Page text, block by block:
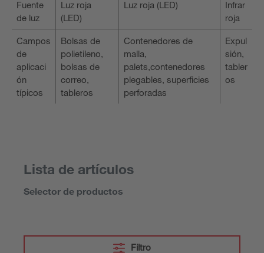
Fuente
de luz
Luz roja
(LED)
Luz roja (LED)
Infrar
roja
Campos
de
aplicaci
ón
típicos
Bolsas de
polietileno,
bolsas de
correo,
tableros
Contenedores de
malla,
palets,contenedores
plegables, superficies
perforadas
Expul
sión,
tabler
os
Lista de artículos
Selector de productos
Filtro